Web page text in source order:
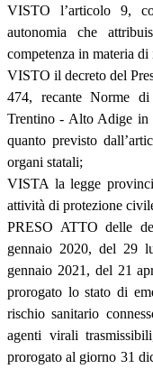
VISTO l’articolo 9,
autonomia che
competenza in materia di
VISTO il decreto del
474, recante Norme
Trentino - Alto Adige in
quanto previsto
organi statali;
VISTA la legge
attività di protezione
PRESO ATTO delle
gennaio 2020, del 29
gennaio 2021, del 21
prorogato lo stato di
rischio sanitario
agenti virali
prorogato al giorno 31